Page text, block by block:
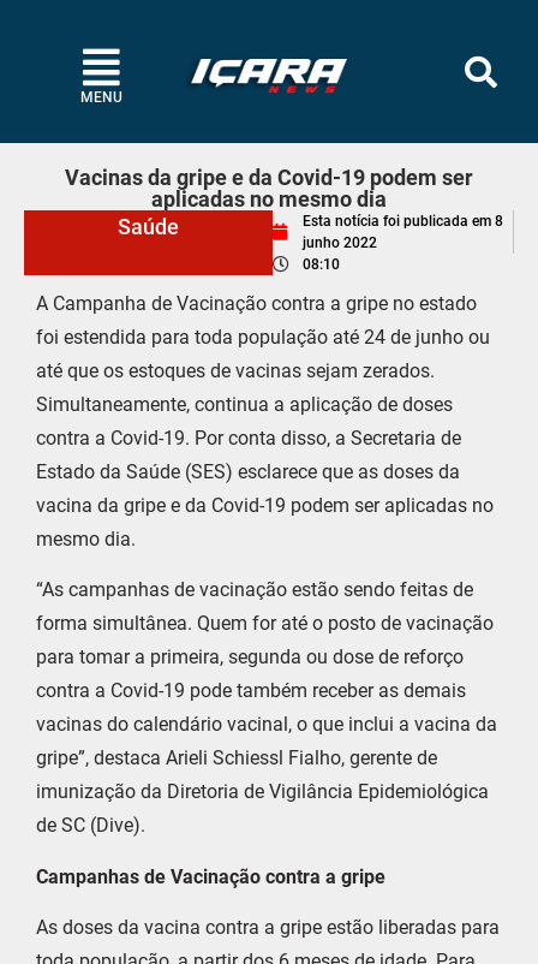
MENU
Vacinas da gripe e da Covid-19 podem ser
aplicadas no mesmo dia
Saúde
Esta notícia foi publicada em 8
junho 2022
08:10
A Campanha de Vacinação contra a gripe no estado
foi estendida para toda população até 24 de junho ou
até que os estoques de vacinas sejam zerados.
Simultaneamente, continua a aplicação de doses
contra a Covid-19. Por conta disso, a Secretaria de
Estado da Saúde (SES) esclarece que as doses da
vacina da gripe e da Covid-19 podem ser aplicadas no
mesmo dia.
“As campanhas de vacinação estão sendo feitas de
forma simultânea. Quem for até o posto de vacinação
para tomar a primeira, segunda ou dose de reforço
contra a Covid-19 pode também receber as demais
vacinas do calendário vacinal, o que inclui a vacina da
gripe”, destaca Arieli Schiessl Fialho, gerente de
imunização da Diretoria de Vigilância Epidemiológica
de SC (Dive).
Campanhas de Vacinação contra a gripe
As doses da vacina contra a gripe estão liberadas para